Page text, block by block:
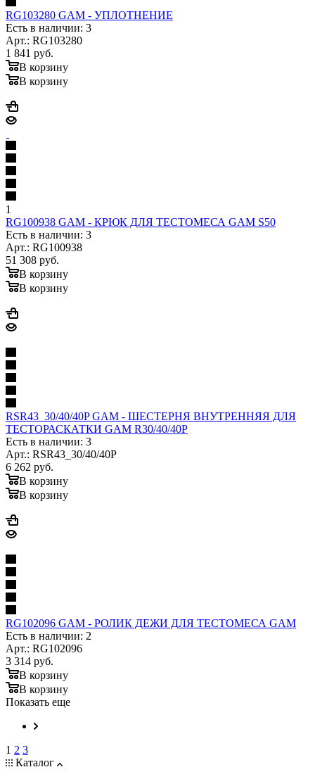
RG103280 GAM - УПЛОТНЕНИЕ
Есть в наличии: 3
Арт.: RG103280
1 841 руб.
В корзину
В корзину
1
RG100938 GAM - КРЮК ДЛЯ ТЕСТОМЕСА GAM S50
Есть в наличии: 3
Арт.: RG100938
51 308 руб.
В корзину
В корзину
RSR43_30/40/40P GAM - ШЕСТЕРНЯ ВНУТРЕННЯЯ ДЛЯ
ТЕСТОРАСКАТКИ GAM R30/40/40P
Есть в наличии: 3
Арт.: RSR43_30/40/40P
6 262 руб.
В корзину
В корзину
RG102096 GAM - РОЛИК ДЕЖИ ДЛЯ ТЕСТОМЕСА GAM
Есть в наличии: 2
Арт.: RG102096
3 314 руб.
В корзину
В корзину
Показать еще
1 2 3
Каталог